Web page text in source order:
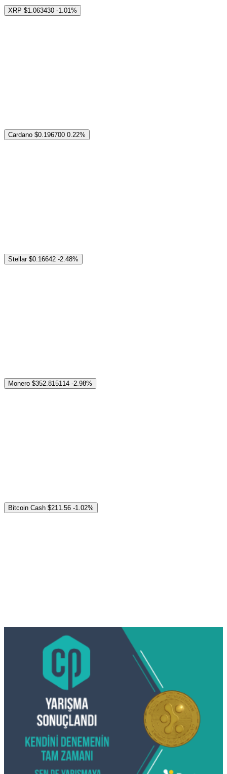
XRP $1.063430 -1.01%
Cardano $0.196700 0.22%
Stellar $0.16642 -2.48%
Monero $352.815114 -2.98%
Bitcoin Cash $211.56 -1.02%